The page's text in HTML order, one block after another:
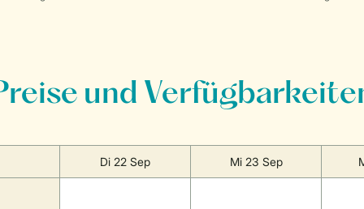
und
Di 22 Sep Mi 23 Sep